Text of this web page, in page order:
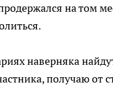
на том
наверняка
получаю от